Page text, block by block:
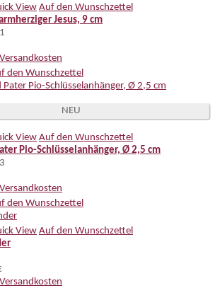
ViewAuf den Wunschzettel
Jesus, 9 cm
Versandkosten
den Wunschzettel
NEU
ViewAuf den Wunschzettel
Pio-Schlüsselanhänger, Ø 2,5 cm
Versandkosten
den Wunschzettel
ViewAuf den Wunschzettel
Versandkosten